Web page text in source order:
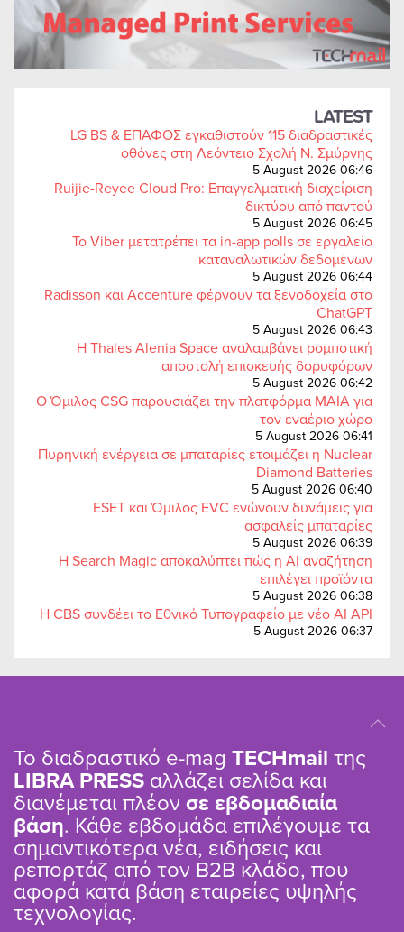
LATEST
LG BS & ΕΠΑΦΟΣ εγκαθιστούν 115 διαδραστικές
οθόνες στη Λεόντειο Σχολή Ν. Σμύρνης
5 August 2026 06:46
Ruijie-Reyee Cloud Pro: Επαγγελματική διαχείριση
δικτύου από παντού
5 August 2026 06:45
Το Viber μετατρέπει τα in-app polls σε εργαλείο
καταναλωτικών δεδομένων
5 August 2026 06:44
Radisson και Accenture φέρνουν τα ξενοδοχεία στο
ChatGPT
5 August 2026 06:43
Η Thales Alenia Space αναλαμβάνει ρομποτική
αποστολή επισκευής δορυφόρων
5 August 2026 06:42
Ο Όμιλος CSG παρουσιάζει την πλατφόρμα MAIA για
τον εναέριο χώρο
5 August 2026 06:41
Πυρηνική ενέργεια σε μπαταρίες ετοιμάζει η Nuclear
Diamond Batteries
5 August 2026 06:40
ESET και Όμιλος EVC ενώνουν δυνάμεις για
ασφαλείς μπαταρίες
5 August 2026 06:39
Η Search Magic αποκαλύπτει πώς η AI αναζήτηση
επιλέγει προϊόντα
5 August 2026 06:38
Η CBS συνδέει το Εθνικό Τυπογραφείο με νέο AI API
5 August 2026 06:37
Το διαδραστικό e-mag TΕCHmail της
LIBRA PRESS αλλάζει σελίδα και
διανέμεται πλέον σε εβδομαδιαία
βάση. Κάθε εβδομάδα επιλέγουμε τα
σημαντικότερα νέα, ειδήσεις και
ρεπορτάζ από τον B2B κλάδο, που
αφορά κατά βάση εταιρείες υψηλής
τεχνολογίας.